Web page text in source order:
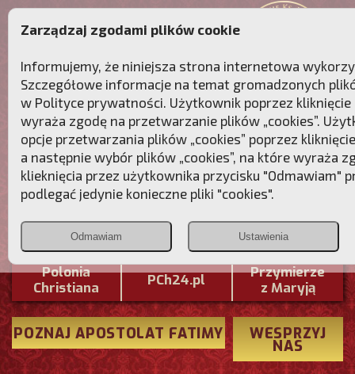
Przebudźmy sumienia Polaków!
Polonia
Christiana
PCh24.pl
Przymierze
z Maryją
POZNAJ APOSTOLAT FATIMY WESPRZYJ
NAS
Zarządzaj zgodami plików cookie
Informujemy, że niniejsza strona internetowa
Szczegółowe informacje na temat gromadzonych
w Polityce prywatności. Użytkownik poprzez kliknięcie
wyraża zgodę na przetwarzanie plików „cookies”.
opcje przetwarzania plików „cookies” poprzez
a następnie wybór plików „cookies”, na które wyraża
klieknięcia przez użytkownika przycisku "Odmawiam"
podlegać jedynie konieczne pliki "cookies".
Odmawiam Ustawienia